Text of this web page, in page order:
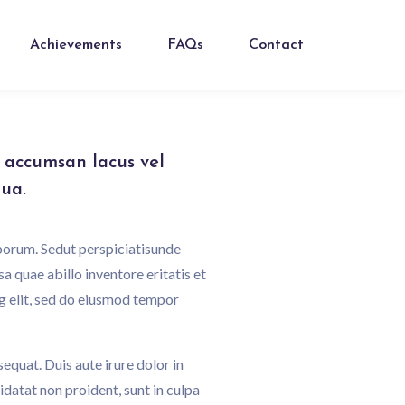
Achievements FAQs Contact
lacus vel
Sedut perspiciatisunde
quae abillo inventore eritatis et
elit, sed do eiusmod tempor
Duis aute irure dolor in
non proident, sunt in culpa